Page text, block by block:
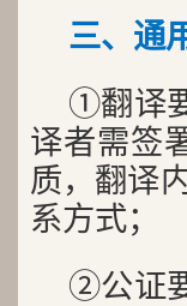
三、通
①翻译
译者需签
质，翻译
系方式；
②公证